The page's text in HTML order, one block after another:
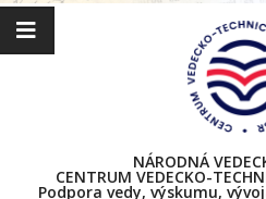
Skip
NÁRODNÁ
CENTRUM VEDECKO-
Podpora vedy, výskumu,